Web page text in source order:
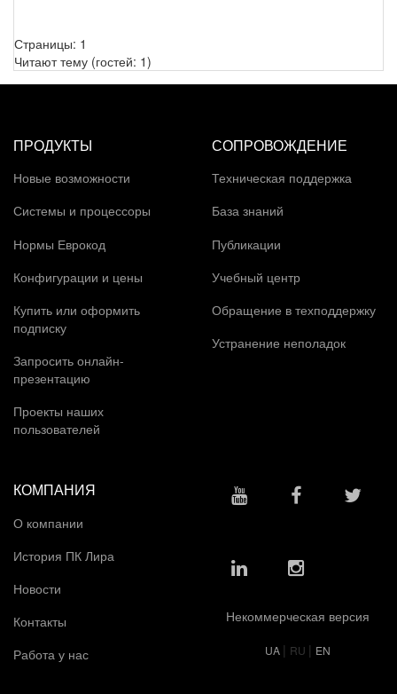
Страницы: 1
Читают тему (гостей: 1)
ПРОДУКТЫ
Новые возможности
Системы и процессоры
Нормы Еврокод
Конфигурации и цены
Купить или оформить
подписку
Запросить онлайн-
презентацию
Проекты наших
пользователей
СОПРОВОЖДЕНИЕ
Техническая поддержка
База знаний
Публикации
Учебный центр
Обращение в техподдержку
Устранение неполадок
КОМПАНИЯ
О компании
История ПК Лира
Новости
Контакты
Работа у нас
Некоммерческая версия
UA | RU | EN